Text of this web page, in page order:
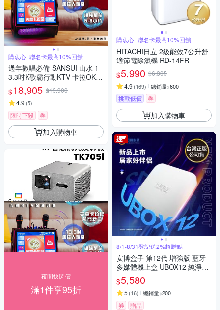
購衷心+聯名卡最高10%回饋
過年歡唱必備-SANSUI 山水 1
3.3吋K歌霸行動KTV 卡拉OK S
KTV-SINGER (贈美華卡拉吧1
年份)
$18,905 $19,900
4.9 (5)
限時下殺 券
加入購物車
夜間快閃價
滿1件享95折
購衷心+聯名卡最高10%回饋
HITACHI日立 2級能效7公升舒
適節電除濕機 RD-14FR
$5,990 $6,305
4.9 (169) 總銷量>600
挑戰低價 券
加入購物車
8/1-8/31登記送2%超贈點
安博盒子 第12代 增強版 藍牙
多媒體機上盒 UBOX12 純淨版
台灣公司貨
$5,580
5 (16) 總銷量>200
券 贈品